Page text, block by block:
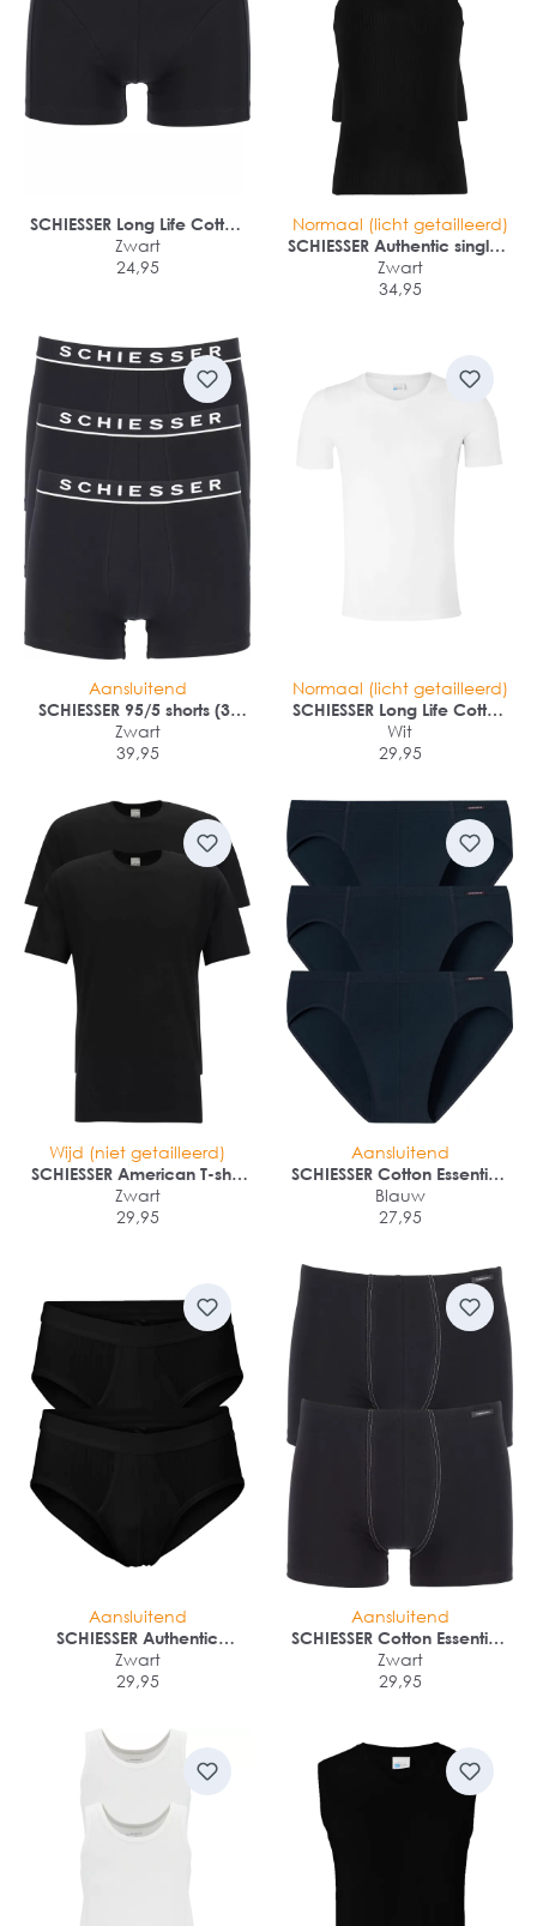
SCHIESSER Long Life Cotton
shorts (1-pack)
Zwart
24,95
Normaal (licht getailleerd)
SCHIESSER Authentic singlets
(2-pack)
Zwart
34,95
Aansluitend
SCHIESSER 95/5 shorts (3-
pack)
Zwart
39,95
Normaal (licht getailleerd)
SCHIESSER Long Life Cotton
T-shirt (1-pack)
Wit
29,95
Wijd (niet getailleerd)
SCHIESSER American T-shirt
(2-pack)
Zwart
29,95
Aansluitend
SCHIESSER Cotton Essentials
supermini slips (3-pack)
Blauw
27,95
Aansluitend
SCHIESSER Authentic
sportslips (2-pack)
Zwart
29,95
Aansluitend
SCHIESSER Cotton Essentials
shorts (2-pack)
Zwart
29,95